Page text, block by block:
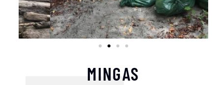
MINGAS